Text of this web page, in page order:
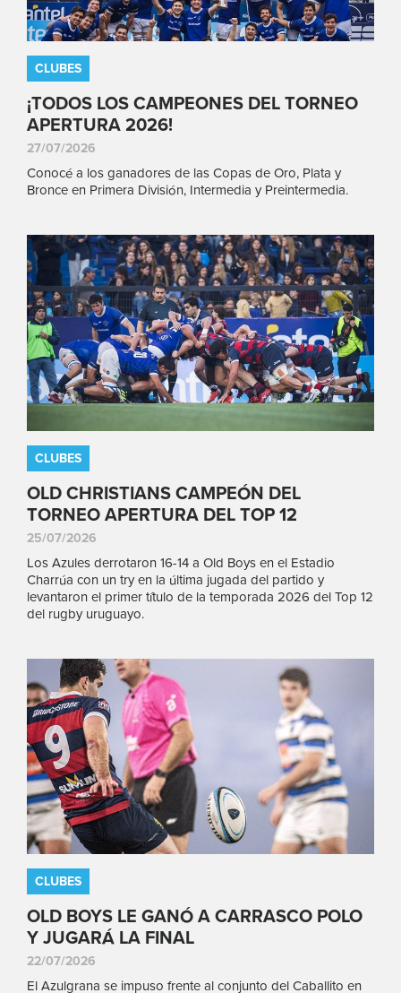
CLUBES
¡TODOS LOS CAMPEONES DEL TORNEO
APERTURA 2026!
27/07/2026
Conocé a los ganadores de las Copas de Oro, Plata y
Bronce en Primera División, Intermedia y Preintermedia.
CLUBES
OLD CHRISTIANS CAMPEÓN DEL
TORNEO APERTURA DEL TOP 12
25/07/2026
Los Azules derrotaron 16-14 a Old Boys en el Estadio
Charrúa con un try en la última jugada del partido y
levantaron el primer título de la temporada 2026 del Top 12
del rugby uruguayo.
CLUBES
OLD BOYS LE GANÓ A CARRASCO POLO
Y JUGARÁ LA FINAL
22/07/2026
El Azulgrana se impuso frente al conjunto del Caballito en